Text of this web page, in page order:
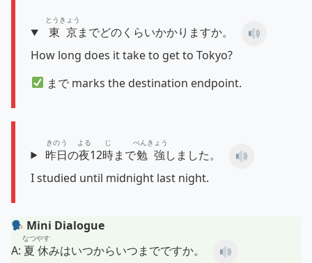
東京
とうきょう
までどのくらいかかりますか。
How long does it take to get to Tokyo?
まで marks the destination endpoint.
昨日
きのう
の夜
よる
12時
じ
まで勉強
べんきょう
しました。
I studied until midnight last night.
Mini Dialogue
A: 夏休
なつやす
みはいつからいつまでですか。